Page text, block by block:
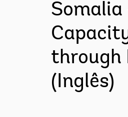
Somalia
through
(Inglês)